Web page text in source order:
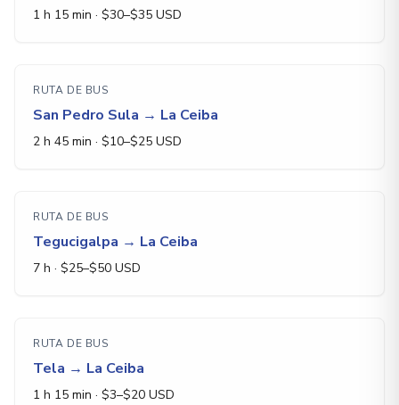
1 h 15 min · $30–$35 USD
RUTA DE BUS
San Pedro Sula → La Ceiba
2 h 45 min · $10–$25 USD
RUTA DE BUS
Tegucigalpa → La Ceiba
7 h · $25–$50 USD
RUTA DE BUS
Tela → La Ceiba
1 h 15 min · $3–$20 USD